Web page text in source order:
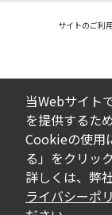
の転用
ダウン
べての掲
い。お客
の欠陥が
証をいた
果、万一
社及び販
サイトのご利
当Webサイト
を提供するた
Cookieの使用
る」をクリッ
詳しくは、弊
ライバシーポ